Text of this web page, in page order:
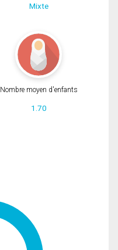
Mixte
Nombre moyen d'enfants
1.70